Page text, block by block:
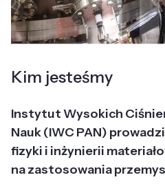
Kim jesteśmy
Instytut Wysokich
Nauk (IWC PAN)
fizyki i inżynierii
na zastosowania